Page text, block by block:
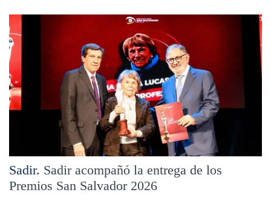
Sadir. Sadir acompañó la entrega de los
Premios San Salvador 2026